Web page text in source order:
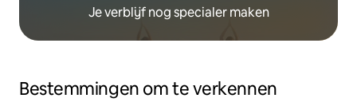
Je verblijf nog specialer maken
Bestemmingen om te verkennen